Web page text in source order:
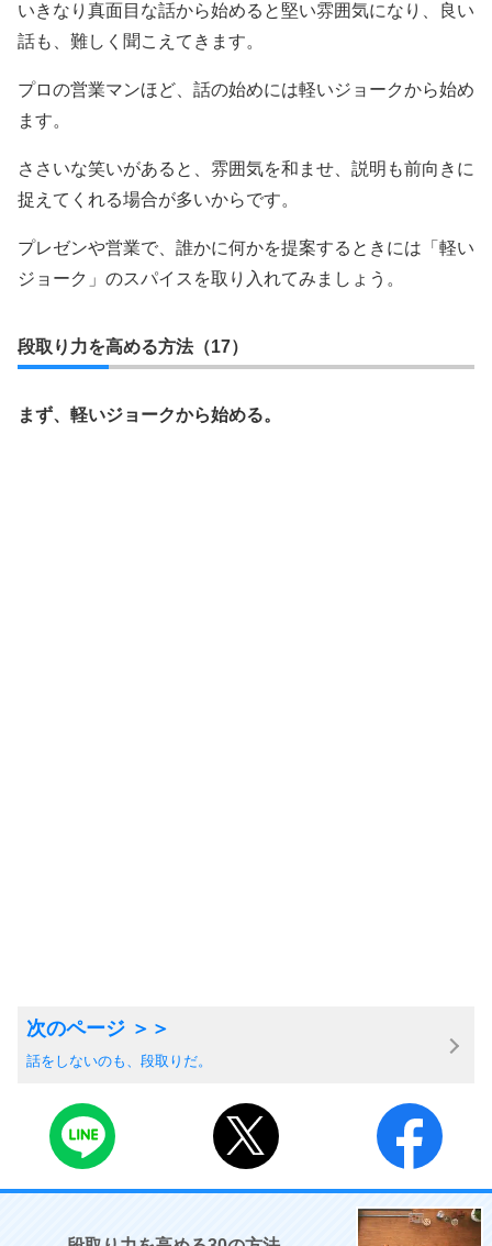
いきなり真面目な話から始めると堅い雰囲気になり、良い
話も、難しく聞こえてきます。
プロの営業マンほど、話の始めには軽いジョークから始め
ます。
ささいな笑いがあると、雰囲気を和ませ、説明も前向きに
捉えてくれる場合が多いからです。
プレゼンや営業で、誰かに何かを提案するときには「軽い
ジョーク」のスパイスを取り入れてみましょう。
段取り力を高める方法（17）
まず、軽いジョークから始める。
話をしないのも、段取りだ。